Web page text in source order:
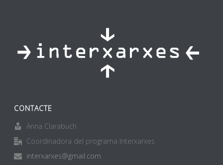
CONTACTE
Anna Clarabuch
Coordinadora del programa Interxarxes
interxarxes@gmail.com